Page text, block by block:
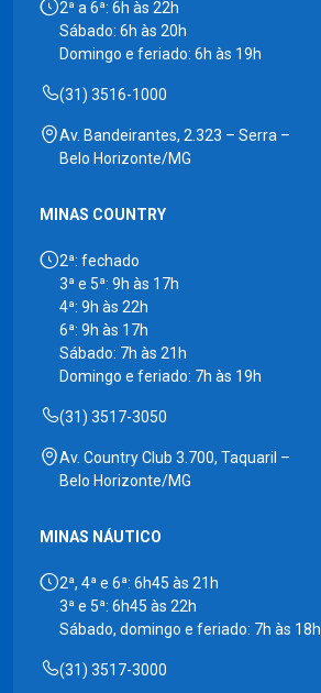
2ª a 6ª: 6h às 22h
Sábado: 6h às 20h
Domingo e feriado: 6h às 19h
(31) 3516-1000
Av. Bandeirantes, 2.323 – Serra –
Belo Horizonte/MG
MINAS COUNTRY
2ª: fechado
3ª e 5ª: 9h às 17h
4ª: 9h às 22h
6ª: 9h às 17h
Sábado: 7h às 21h
Domingo e feriado: 7h às 19h
(31) 3517-3050
Av. Country Club 3.700, Taquaril –
Belo Horizonte/MG
MINAS NÁUTICO
2ª, 4ª e 6ª: 6h45 às 21h
3ª e 5ª: 6h45 às 22h
Sábado, domingo e feriado: 7h às 18h
(31) 3517-3000